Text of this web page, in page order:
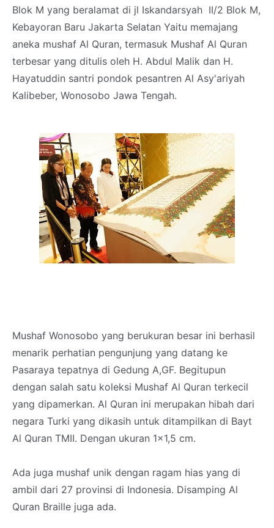
Blok M yang beralamat di jl Iskandarsyah II/2 Blok M,
Kebayoran Baru Jakarta Selatan Yaitu memajang
aneka mushaf Al Quran, termasuk Mushaf Al Quran
terbesar yang ditulis oleh H. Abdul Malik dan H.
Hayatuddin santri pondok pesantren Al Asy'ariyah
Kalibeber, Wonosobo Jawa Tengah.
Mushaf Wonosobo yang berukuran besar ini berhasil
menarik perhatian pengunjung yang datang ke
Pasaraya tepatnya di Gedung A,GF. Begitupun
dengan salah satu koleksi Mushaf Al Quran terkecil
yang dipamerkan. Al Quran ini merupakan hibah dari
negara Turki yang dikasih untuk ditampilkan di Bayt
Al Quran TMII. Dengan ukuran 1x1,5 cm.
Ada juga mushaf unik dengan ragam hias yang di
ambil dari 27 provinsi di Indonesia. Disamping Al
Quran Braille juga ada.